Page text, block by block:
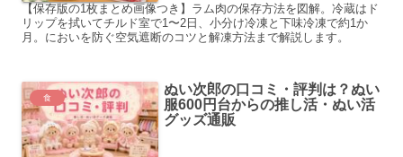
【保存版の1枚まとめ画像つき】ラム肉の保存方法を図解。冷蔵はド
リップを拭いてチルド室で1〜2日、小分け冷凍と下味冷凍で約1か
月。においを防ぐ空気遮断のコツと解凍方法まで解説します。
食
ぬい次郎の口コミ・評判は？ぬい
服600円台からの推し活・ぬい活
グッズ通販